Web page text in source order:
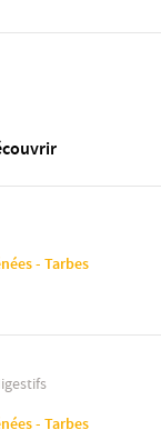
- Tarbes
- Tarbes